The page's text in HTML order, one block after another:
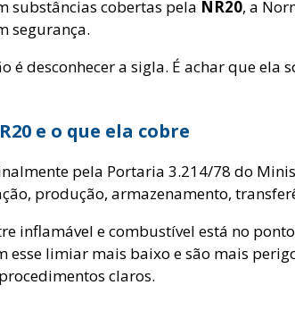
substâncias cobertas pela NR20, a
segurança.
é desconhecer a sigla. É achar que ela
e o que ela cobre
pela Portaria 3.214/78 do
produção, armazenamento,
inflamável e combustível está no
esse limiar mais baixo e são mais
claros.